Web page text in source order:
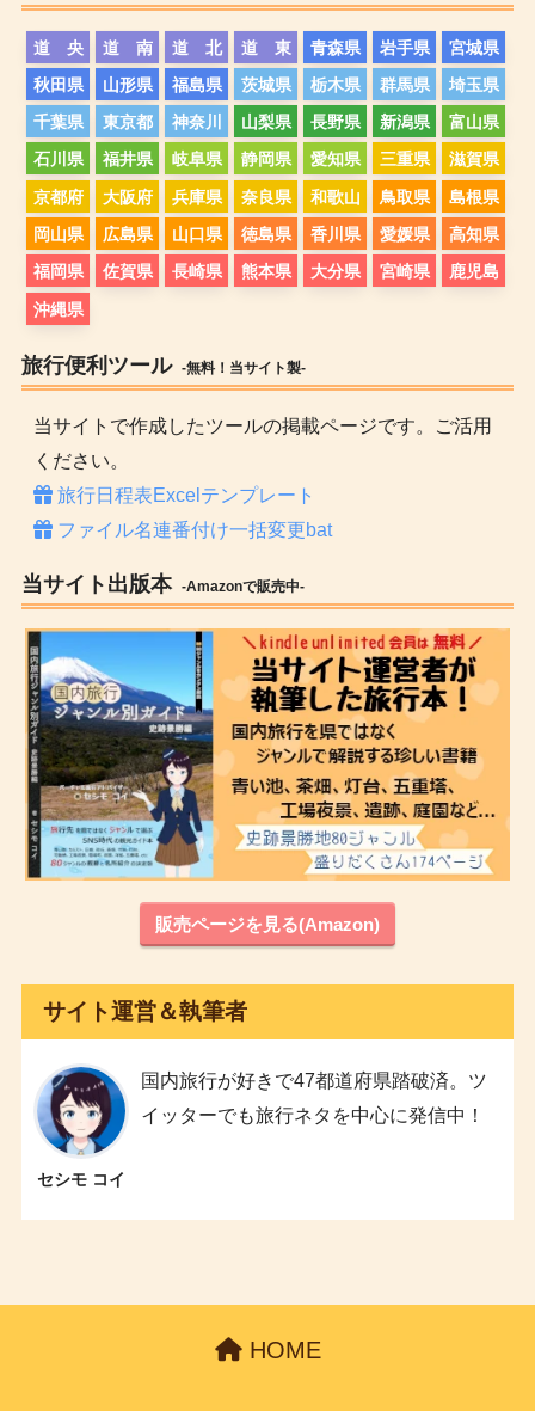
道 央 道 南 道 北 道 東 青森県 岩手県
宮城県
秋田県
山形県 福島県 茨城県 栃木県 群馬県
埼玉県
千葉県
東京都 神奈川 山梨県 長野県 新潟県
富山県
石川県
福井県 岐阜県 静岡県 愛知県 三重県
滋賀県
京都府
大阪府 兵庫県 奈良県 和歌山 鳥取県
島根県
岡山県
広島県 山口県 徳島県 香川県 愛媛県
高知県
福岡県
佐賀県 長崎県 熊本県 大分県 宮崎県
鹿児島
沖縄県
旅行便利ツール -無料！当サイト製-
当サイトで作成したツールの掲載ページです。ご活用
ください。
旅行日程表Excelテンプレート
ファイル名連番付け一括変更bat
当サイト出版本 -Amazonで販売中-
販売ページを見る(Amazon)
サイト運営＆執筆者
セシモ コイ
国内旅行が好きで47都道府県踏破済。ツ
イッターでも旅行ネタを中心に発信中！
HOME